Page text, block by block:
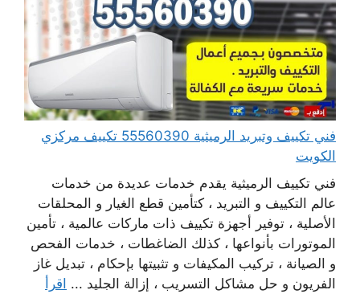
فني تكييف وتبريد الرميثية 55560390 تكييف مركزي
الكويت
فني تكييف الرميثية يقدم خدمات عديدة من خدمات
عالم التكييف و التبريد ، كتأمين قطع الغيار و المحلقات
الأصلية ، توفير أجهزة تكييف ذات ماركات عالمية ، تأمين
الموتورات بأنواعها ، كذلك الضاغطات ، خدمات الفحص
و الصيانة ، تركيب المكيفات و تثبيتها بإحكام ، تبديل غاز
الفريون و حل مشاكل التسريب ، إزالة الجليد ... اقرأ